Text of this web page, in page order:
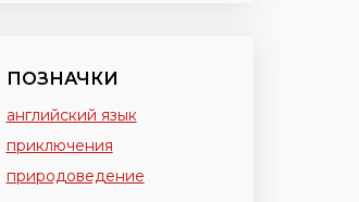
ПОЗНАЧКИ
английский язык
приключения
природоведение